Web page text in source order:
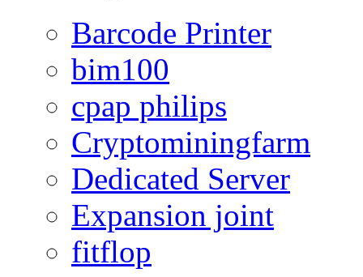
Barcode Printer
bim100
cpap philips
Cryptominingfarm
Dedicated Server
Expansion joint
fitflop